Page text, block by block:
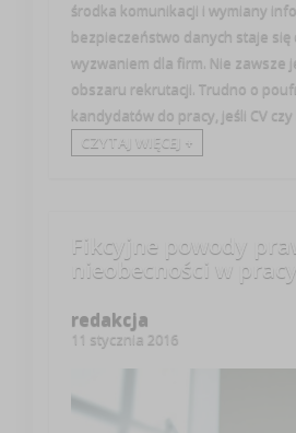
środka komunikacji i wymiany
bezpieczeństwo danych staje się
wyzwaniem dla firm. Nie zawsze
obszaru rekrutacji. Trudno o
kandydatów do pracy, jeśli CV
CZYTAJ WIĘCEJ +
Fikcyjne powody
nieobecności w pracy
redakcja
11 stycznia 2016